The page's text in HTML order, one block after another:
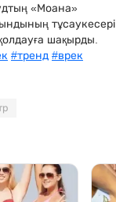
«Моана»
тұсаукесері
шақырды.
#тренд #врек